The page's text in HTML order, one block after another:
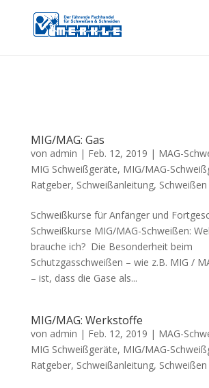
MIG/MAG: Gas
von admin | Feb. 12, 2019 | MAG-
MIG Schweißgeräte, MIG/MAG-
Ratgeber, Schweißanleitung, Schweißen
Schweißkurse für Anfänger und
Schweißkurse MIG/MAG-Schweißen:
brauche ich? Die Besonderheit beim
Schutzgasschweißen – wie z.B. MIG /
– ist, dass die Gase als...
MIG/MAG: Werkstoffe
von admin | Feb. 12, 2019 | MAG-
MIG Schweißgeräte, MIG/MAG-
Ratgeber, Schweißanleitung, Schweißen